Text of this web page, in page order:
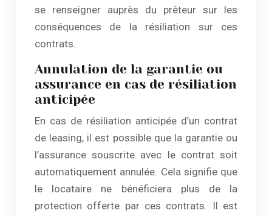
se renseigner auprès du prêteur sur les
conséquences de la résiliation sur ces
contrats.
Annulation de la garantie ou
assurance en cas de résiliation
anticipée
En cas de résiliation anticipée d’un contrat
de leasing, il est possible que la garantie ou
l’assurance souscrite avec le contrat soit
automatiquement annulée. Cela signifie que
le locataire ne bénéficiera plus de la
protection offerte par ces contrats. Il est